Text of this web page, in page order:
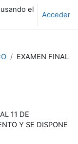
el
Acceder
EXAMEN FINAL
11 DE
Y SE DISPONE